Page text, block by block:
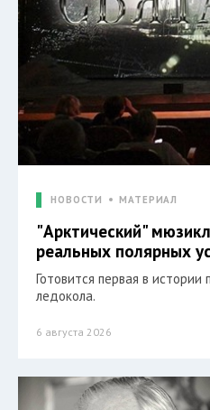
НОВОСТИ МАТЕРИАЛ
"Арктический"
реальных полярных
Готовится первая в
ледокола.
6 августа 2026